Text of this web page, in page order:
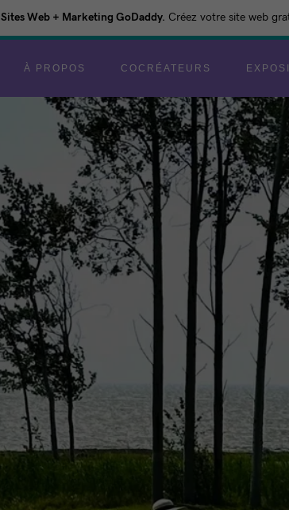
Sites Web + Marketing GoDaddy. Créez votre site web
À PROPOS COCRÉATEURS